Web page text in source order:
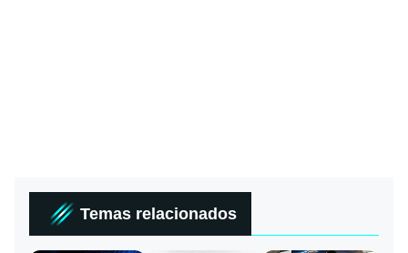
Temas relacionados